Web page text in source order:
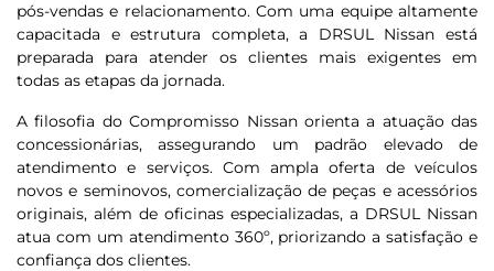
pós-vendas e relacionamento. Com uma equipe altamente
capacitada e estrutura completa, a DRSUL Nissan está
preparada para atender os clientes mais exigentes em
todas as etapas da jornada.
A filosofia do Compromisso Nissan orienta a atuação das
concessionárias, assegurando um padrão elevado de
atendimento e serviços. Com ampla oferta de veículos
novos e seminovos, comercialização de peças e acessórios
originais, além de oficinas especializadas, a DRSUL Nissan
atua com um atendimento 360º, priorizando a satisfação e
confiança dos clientes.